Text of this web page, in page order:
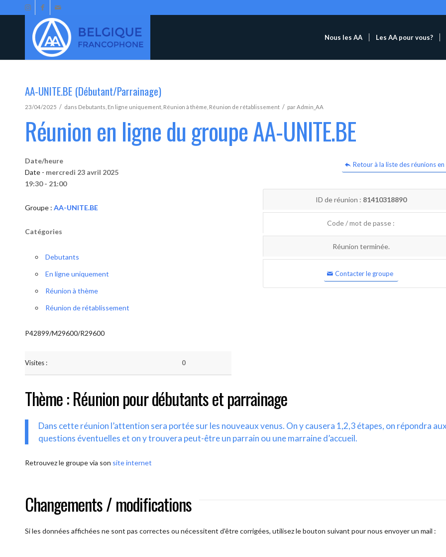
Nous les AA Les AA pour vous?
AA-UNITE.BE (Débutant/Parrainage)
23/04/2025 / dans Debutants En ligne uniquement Réunion à thème Réunion de rétablissement / parAdmin_AA
Réunion en ligne du groupe AA-UNITE.BE
Retour à la liste des réunions en
Date/heure
Date - mercredi 23 avril 2025
19:30 - 21:00
Groupe : AA-UNITE.BE
Catégories
Debutants
En ligne uniquement
Réunion à thème
Réunion de rétablissement
P42899/M29600/R29600
Visites : 0
ID de réunion : 81410318890
Code / mot de passe :
Réunion terminée.
Contacter le groupe
Thème : Réunion pour débutants et parrainage
Dans cette réunion l’attention sera portée sur les nouveaux venus. On y causera 1,2,3 étapes, on répondra
questions éventuelles et on y trouvera peut-être un parrain ou une marraine d’accueil.
Retrouvez le groupe via son site internet
Changements / modifications
Si les données affichées ne sont pas correctes ou nécessitent d'être corrigées, utilisez le bouton suivant pour nous envoyer un mail :